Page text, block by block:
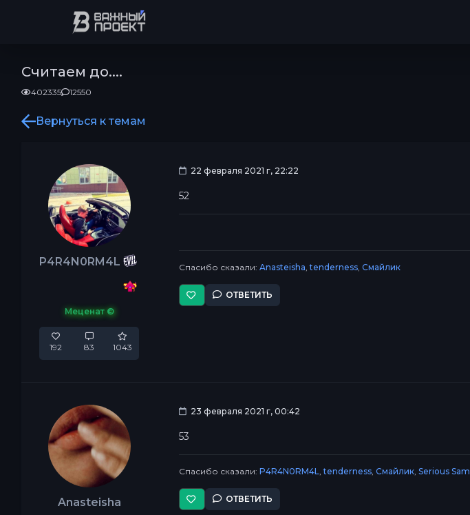
Считаем до....
402335 12550
Вернуться к темам
P4R4N0RM4L
Меценат ©
192 83 1043
22 февраля 2021 г, 22:22
52
Спасибо сказали:Anasteisha,tenderness,Смайлик
ОТВЕТИТЬ
Anasteisha
23 февраля 2021 г, 00:42
53
Спасибо сказали:P4R4N0RM4L,tenderness,Смайлик,Serious Sam
ОТВЕТИТЬ